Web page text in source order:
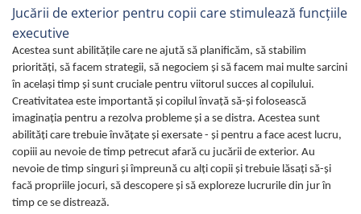
Jucării de exterior pentru copii care stimulează funcţiile
executive
Acestea sunt abilitățile care ne ajută să planificăm, să stabilim
priorități, să facem strategii, să negociem și să facem mai multe sarcini
în acelaşi timp şi sunt cruciale pentru viitorul succes al copilului.
Creativitatea este importantă şi copilul învaţă să-şi folosească
imaginaţia pentru a rezolva probleme și a se distra. Acestea sunt
abilități care trebuie învățate și exersate - și pentru a face acest lucru,
copiii au nevoie de timp petrecut afară cu jucării de exterior. Au
nevoie de timp singuri și împreună cu alți copii și trebuie lăsaţi să-și
facă propriile jocuri, să descopere și să exploreze lucrurile din jur în
timp ce se distrează.